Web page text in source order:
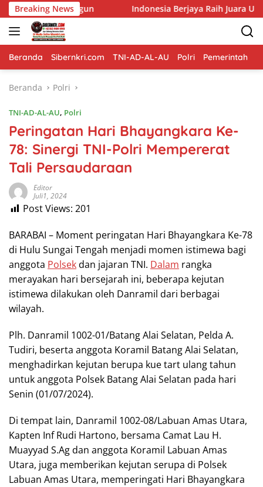
Langsung
ke
konten
Breaking NewsIndonesia Berjaya Raih Juara Umum Indonesia
Beranda Sibernkri.com TNI-AD-AL-AU Polri Pemerintah
Beranda Polri
TNI-AD-AL-AU, Polri
Peringatan Hari Bhayangkara Ke-
78: Sinergi TNI-Polri Mempererat
Tali Persaudaraan
Editor
Juli1, 2024
Post Views: 201
BARABAI – Moment peringatan Hari Bhayangkara Ke-78
di Hulu Sungai Tengah menjadi momen istimewa bagi
anggota Polsekdan jajaran TNI. Dalam rangka
merayakan hari bersejarah ini, beberapa kejutan
istimewa dilakukan oleh Danramil dari berbagai
wilayah.
Plh. Danramil 1002-01/Batang Alai Selatan, Pelda A.
Tudiri, beserta anggota Koramil Batang Alai Selatan,
menghadirkan kejutan berupa kue tart ulang tahun
untuk anggota Polsek Batang Alai Selatan pada hari
Senin (01/07/2024).
Di tempat lain, Danramil 1002-08/Labuan Amas Utara,
Kapten Inf Rudi Hartono, bersama Camat Lau H.
Muayyad S.Ag dan anggota Koramil Labuan Amas
Utara, juga memberikan kejutan serupa di Polsek
Labuan Amas Utara, memperingati Hari Bhayangkara